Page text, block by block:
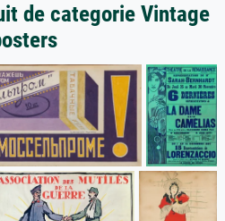
de categorie Vintage